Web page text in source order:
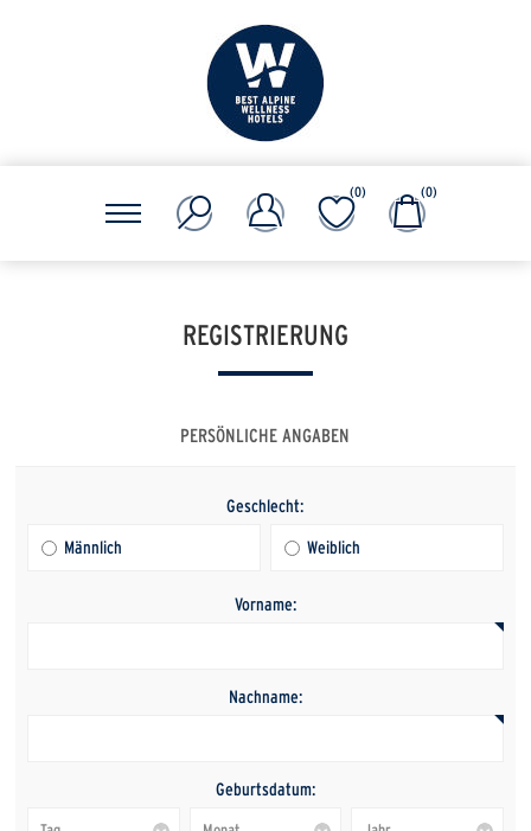
(0) (0)
REGISTRIERUNG
PERSÖNLICHE ANGABEN
Geschlecht:
Männlich Weiblich
Vorname:
Nachname:
Geburtsdatum: